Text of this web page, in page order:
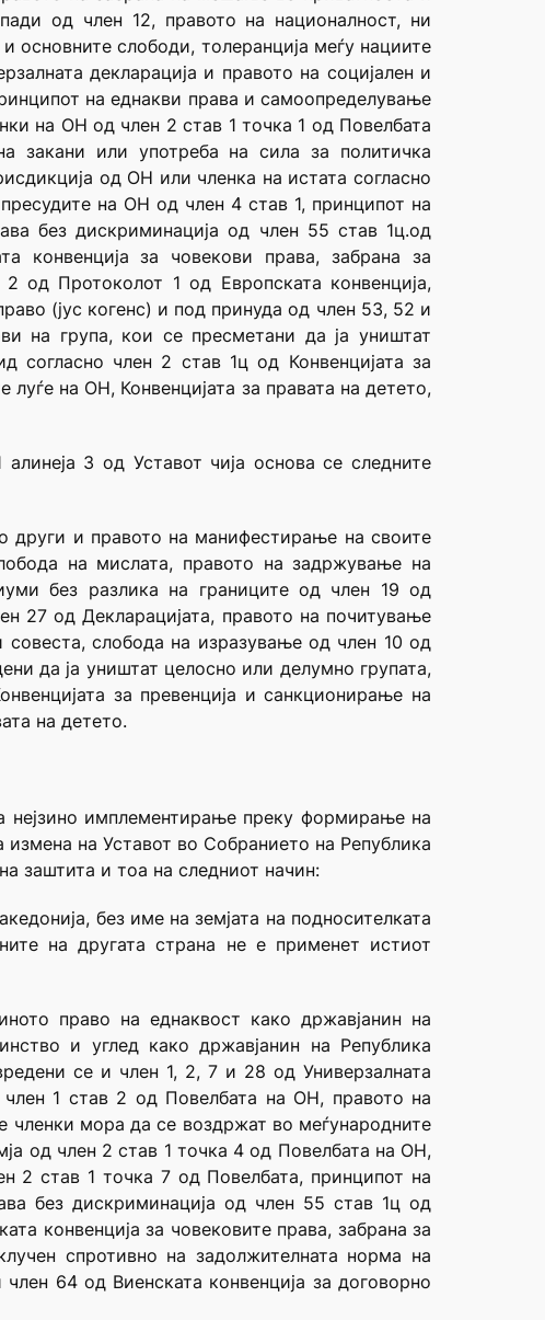
од член 12, правото на националност, ни
слободи, толеранција меѓу нациите
декларација и правото на социјален и
на еднакви права и самоопределување
на ОН од член 2 став 1 точка 1 од Повелбата
закани или употреба на сила за политичка
од ОН или членка на истата согласно
на ОН од член 4 став 1, принципот на
без дискриминација од член 55 став 1ц.од
конвенција за човекови права, забрана за
од Протоколот 1 од Европската конвенција,
(јус когенс) и под принуда од член 53, 52 и
на група, кои се пресметани да ја уништат
согласно член 2 став 1ц од Конвенцијата за
на ОН, Конвенцијата за правата на детето,
3 од Уставот чија основа се следните
други и правото на манифестирање на своите
на мислата, правото на задржување на
без разлика на границите од член 19 од
27 од Декларацијата, правото на почитување
слобода на изразување од член 10 од
да ја уништат целосно или делумно групата,
за превенција и санкционирање на
на детето.
имплементирање преку формирање на
на Уставот во Собранието на Република
заштита и тоа на следниот начин:
без име на земјата на подносителката
на другата страна не е применет истиот
право на еднаквост како државјанин на
и углед како државјанин на Република
се и член 1, 2, 7 и 28 од Универзалната
член 1 став 2 од Повелбата на ОН, правото на
членки мора да се воздржат во меѓународните
од член 2 став 1 точка 4 од Повелбата на ОН,
2 став 1 точка 7 од Повелбата, принципот на
без дискриминација од член 55 став 1ц од
конвенција за човековите права, забрана за
спротивно на задолжителната норма на
64 од Виенската конвенција за договорно